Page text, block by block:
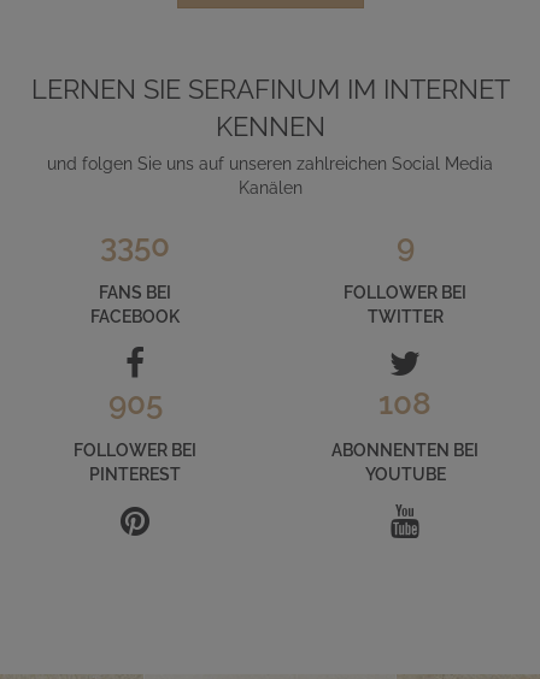
LERNEN SIE SERAFINUM IM INTERNET
KENNEN
und folgen Sie uns auf unseren zahlreichen Social Media
Kanälen
3350
FANS BEI
FACEBOOK
9
FOLLOWER BEI
TWITTER
905
FOLLOWER BEI
PINTEREST
108
ABONNENTEN BEI
YOUTUBE